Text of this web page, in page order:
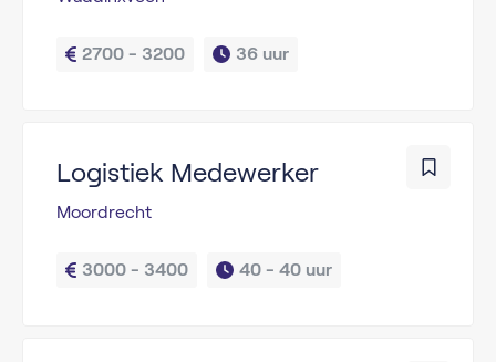
2700 - 3200 36 uur
Logistiek Medewerker
Moordrecht
3000 - 3400 40 - 40 uur